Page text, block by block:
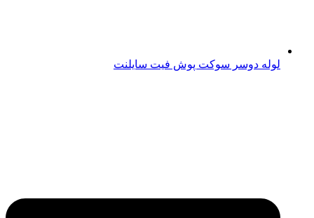
لوله دوسر سوکت پوش فیت سایلنت